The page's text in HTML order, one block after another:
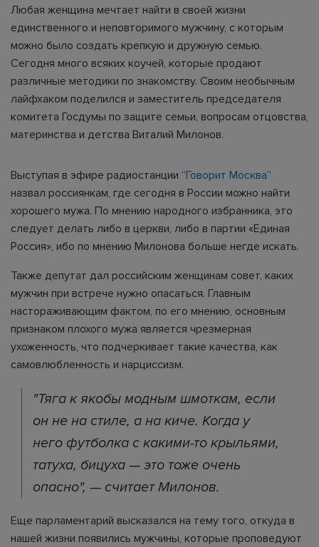
Любая женщина мечтает найти в своей жизни
единственного и неповторимого мужчину, с которым
можно было создать крепкую и дружную семью.
Сегодня много всяких коучей, которые продают
различные методики по знакомству. Своим необычным
лайфхаком поделился и заместитель председателя
комитета Госдумы по защите семьи, вопросам отцовства,
материнства и детства Виталий Милонов.
Выступая в эфире радиостанции “Говорит Москва”
назвал россиянкам, где сегодня в России можно найти
хорошего мужа. По мнению народного избранника, это
следует делать либо в церкви, либо в партии «Единая
Россия», ибо по мнению Милонова больше негде искать.
Также депутат дал российским женщинам совет, каких
мужчин при встрече нужно опасаться. Главным
настораживающим фактом, по его мнению, основным
признаком плохого мужа является чрезмерная
ухоженность, что подчеркивает такие качества, как
самовлюбленность и нарциссизм.
"Тяга к якобы модным шмоткам, если
он не на стиле, а на киче. Когда у
него футболка с какими-то крыльями,
татуха, бицуха — это тоже очень
опасно", — считает Милонов.
Еще парламентарий высказался на тему того, откуда в
нашей жизни появились мужчины, которые проповедуют